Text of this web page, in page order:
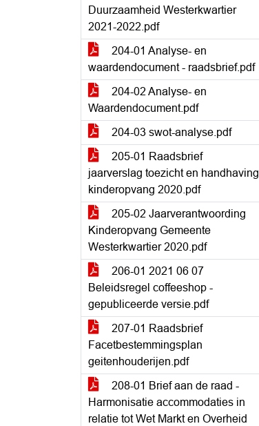
Duurzaamheid Westerkwartier
2021-2022.pdf
204-01 Analyse- en
waardendocument - raadsbrief.pdf
204-02 Analyse- en
Waardendocument.pdf
204-03 swot-analyse.pdf
205-01 Raadsbrief
jaarverslag toezicht en handhaving
kinderopvang 2020.pdf
205-02 Jaarverantwoording
Kinderopvang Gemeente
Westerkwartier 2020.pdf
206-01 2021 06 07
Beleidsregel coffeeshop -
gepubliceerde versie.pdf
207-01 Raadsbrief
Facetbestemmingsplan
geitenhouderijen.pdf
208-01 Brief aan de raad -
Harmonisatie accommodaties in
relatie tot Wet Markt en Overheid